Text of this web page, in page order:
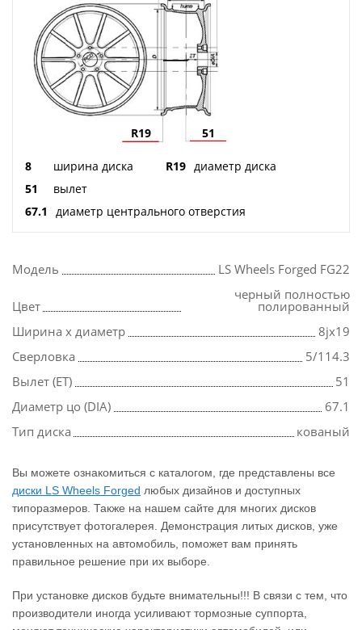
R19 51
8 ширина диска R19 диаметр диска
51
вылет
67.1
диаметр центрального отверстия
Модель LS Wheels Forged FG22
Цвет
черный полностью
полированный
Ширина х диаметр
8jx19
Сверловка
5/114.3
Вылет (ET)
51
Диаметр цо (DIA)
67.1
Тип диска
кованый
Вы можете ознакомиться с каталогом, где представлены все
диски LS Wheels Forged любых дизайнов и доступных
типоразмеров. Также на нашем сайте для многих дисков
присутствует фотогалерея. Демонстрация литых дисков, уже
установленных на автомобиль, поможет вам принять
правильное решение при их выборе.
При установке дисков будьте внимательны!!! В связи с тем, что
производители иногда усиливают тормозные суппорта,